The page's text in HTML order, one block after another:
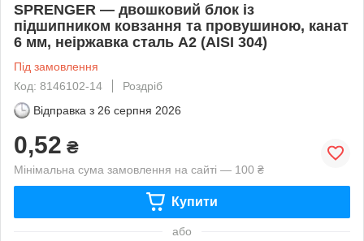
SPRENGER — двошковий блок із
підшипником ковзання та провушиною, канат
6 мм, неіржавка сталь А2 (AISI 304)
Під замовлення
Код: 8146102-14
Роздріб
Відправка з 26 серпня 2026
0,52 ₴
Мінімальна сума замовлення на сайті — 100 ₴
Купити
або